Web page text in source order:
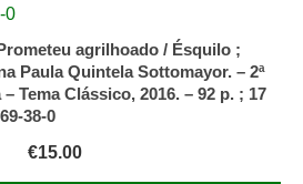
agrilhoado / Ésquilo ;
Paula Quintela Sottomayor. – 2ª
Tema Clássico, 2016. – 92 p. ; 17
38-0
€15.00